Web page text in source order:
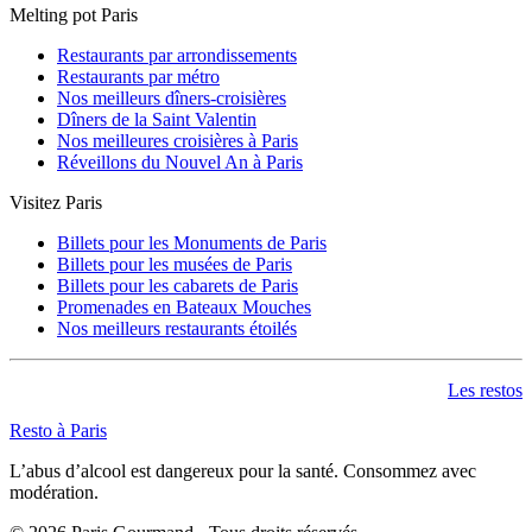
Melting pot Paris
Restaurants par arrondissements
Restaurants par métro
Nos meilleurs dîners-croisières
Dîners de la Saint Valentin
Nos meilleures croisières à Paris
Réveillons du Nouvel An à Paris
Visitez Paris
Billets pour les Monuments de Paris
Billets pour les musées de Paris
Billets pour les cabarets de Paris
Promenades en Bateaux Mouches
Nos meilleurs restaurants étoilés
Les restos
Resto à Paris
L’abus d’alcool est dangereux pour la santé. Consommez avec
modération.